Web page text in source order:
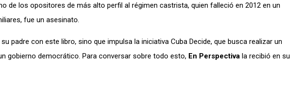
de los opositores de más alto perfil al régimen castrista, quien falleció en 2012 en un
fue un asesinato.
padre con este libro, sino que impulsa la iniciativa Cuba Decide, que busca realizar un
gobierno democrático. Para conversar sobre todo esto, En Perspectiva la recibió en su